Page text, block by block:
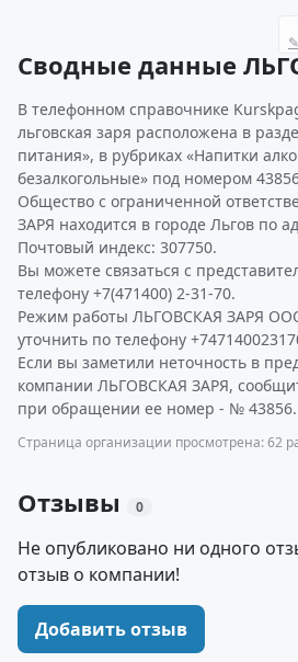
✎
Сводные данные
В телефонном справочнике
льговская заря расположена в
питания», в рубриках «Напитки
безалкогольные» под номером
Общество с ограниченной
ЗАРЯ находится в городе Льгов по
Почтовый индекс: 307750.
Вы можете связаться с
телефону +7(471400) 2-31-70.
Режим работы ЛЬГОВСКАЯ ЗАРЯ
уточнить по телефону
Если вы заметили неточность в
компании ЛЬГОВСКАЯ ЗАРЯ,
при обращении ее номер - № 43856.
Страница организации просмотрена: 62
Отзывы 0
Не опубликовано ни одного
отзыв о компании!
Добавить отзыв